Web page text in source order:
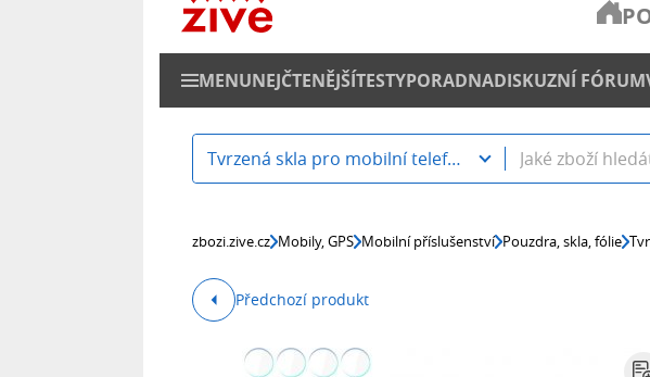
MENUNEJČTENĚJŠÍTESTYPORADNADISKUZNÍ FÓRUM
Tvrzená skla pro mobilní telefony
zbozi.zive.cz Mobily, GPS Mobilní příslušenství Pouzdra, skla, fólie
Předchozí produkt